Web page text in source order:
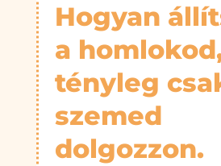
Hogyan
a
tényleg
szemed
dolgozzon.